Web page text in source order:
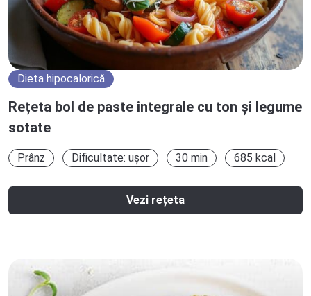
Dieta hipocalorică
Rețeta bol de paste integrale cu ton și legume
sotate
Prânz Dificultate: ușor 30 min 685 kcal
Vezi rețeta